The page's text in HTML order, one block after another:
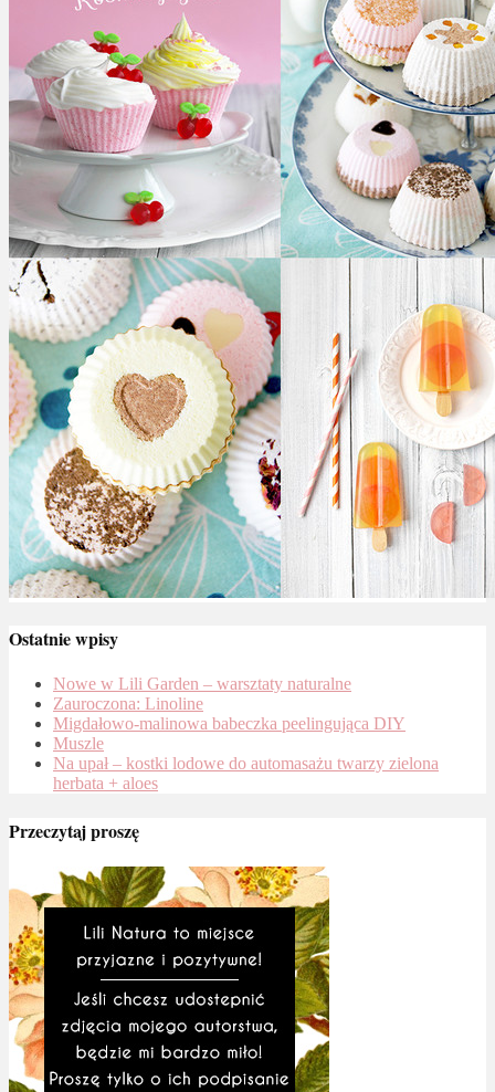
Ostatnie wpisy
Nowe w Lili Garden – warsztaty naturalne
Zauroczona: Linoline
Migdałowo-malinowa babeczka peelingująca DIY
Muszle
Na upał – kostki lodowe do automasażu twarzy zielona
herbata + aloes
Przeczytaj proszę